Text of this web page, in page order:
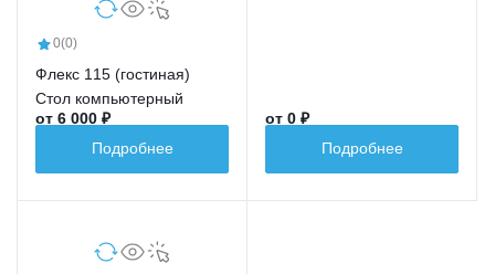
0(0)
Флекс 115 (гостиная)
Стол компьютерный
от 6 000 ₽
Подробнее
от 0 ₽
Подробнее